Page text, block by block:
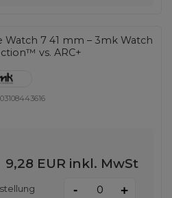
Watch 7 41 mm – 3mk Watch
vs. ARC+
9,28 EUR inkl. MwSt
- +